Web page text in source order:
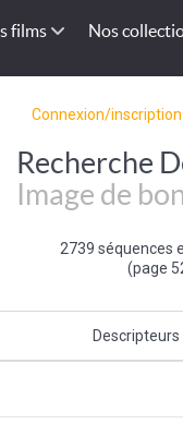
films Nos
Connexion/
Recherche
Image de
2739 séquences
(page